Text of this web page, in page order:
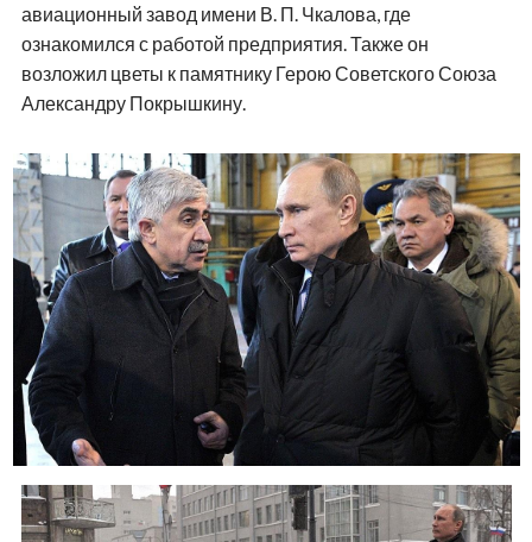
авиационный завод имени В. П. Чкалова, где
ознакомился с работой предприятия. Также он
возложил цветы к памятнику Герою Советского Союза
Александру Покрышкину.